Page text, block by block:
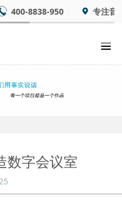
400-8838-950 专注音
数字会议室